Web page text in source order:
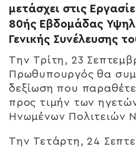
μετάσχει στις
80ής Εβδομάδας
Γενικής Συνέλευσης
Την Τρίτη, 23
Πρωθυπουργός θα
δεξίωση που
προς τιμήν των
Ηνωμένων Πολιτειών
Την Τετάρτη, 24